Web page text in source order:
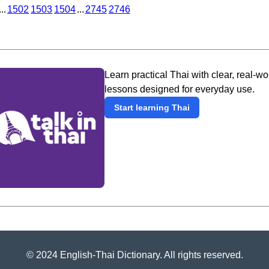
1502 1503 1504... 2745 2746
Learn practical Thai with clear, real-
lessons designed for everyday use.
Start learning Thai
© 2024 English-Thai Dictionary. All rights reserved.